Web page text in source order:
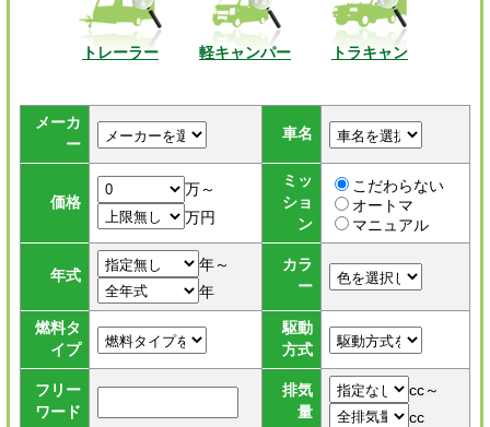
トレーラー 軽キャンパー トラキャン
メーカ
ー
車名
価格
万～
万円
ミッ
ショ
ン
こだわらない
オートマ
マニュアル
年式
年～
年
カラ
ー
燃料タ
イプ
駆動
方式
フリー
ワード
排気
量
cc～
cc